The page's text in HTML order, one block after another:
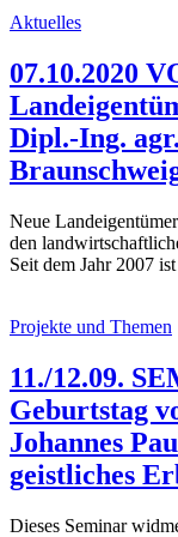
Aktuelles
07.10.2020
Dipl.-Ing.
Neue
den
Seit dem Jahr 2007
Projekte und Themen
11./12.09.
Geburtstag
Johannes
geistliches
Dieses Seminar